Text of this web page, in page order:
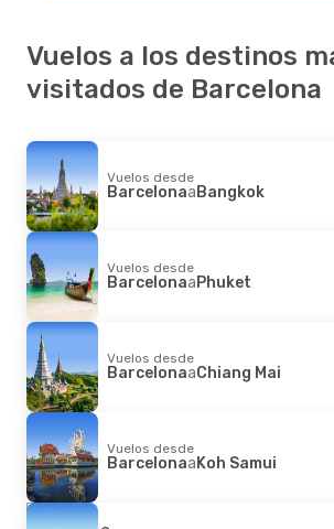
Vuelos a los destinos
visitados de Barcelona
Vuelos desde
BarcelonaaBangkok
Vuelos desde
BarcelonaaPhuket
Vuelos desde
BarcelonaaChiang Mai
Vuelos desde
BarcelonaaKoh Samui